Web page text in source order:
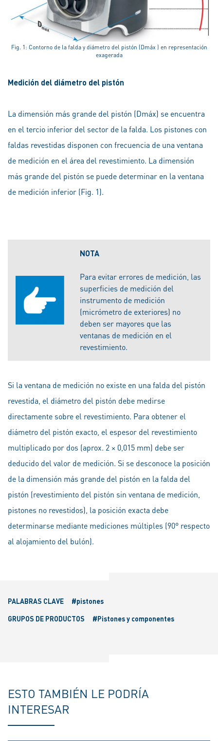
Fig. 1: Contorno de la falda y diámetro del pistón (Dmáx ) en representación
exagerada
Medición del diámetro del pistón
La dimensión más grande del pistón (Dmáx) se encuentra
en el tercio inferior del sector de la falda. Los pistones con
faldas revestidas disponen con frecuencia de una ventana
de medición en el área del revestimiento. La dimensión
más grande del pistón se puede determinar en la ventana
de medición inferior (Fig. 1).
NOTA
Para evitar errores de medición, las
superficies de medición del
instrumento de medición
(micrómetro de exteriores) no
deben ser mayores que las
ventanas de medición en el
revestimiento.
Si la ventana de medición no existe en una falda del pistón
revestida, el diámetro del pistón debe medirse
directamente sobre el revestimiento. Para obtener el
diámetro del pistón exacto, el espesor del revestimiento
multiplicado por dos (aprox. 2 × 0,015 mm) debe ser
deducido del valor de medición. Si se desconoce la posición
de la dimensión más grande del pistón en la falda del
pistón (revestimiento del pistón sin ventana de medición,
pistones no revestidos), la posición exacta debe
determinarse mediante mediciones múltiples (90° respecto
al alojamiento del bulón).
PALABRAS CLAVE
#pistones
GRUPOS DE PRODUCTOS
#Pistones y componentes
ESTO TAMBIÉN LE PODRÍA
INTERESAR